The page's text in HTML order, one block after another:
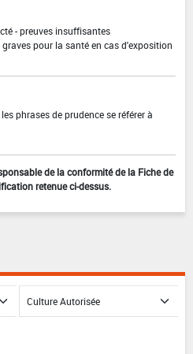
- preuves insuffisantes
pour la santé en cas d'exposition
phrases de prudence se référer à
de la conformité de la Fiche de
retenue ci-dessus.